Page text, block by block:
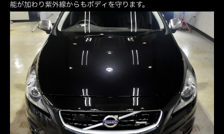
能が加わり紫外線からもボディを守ります。